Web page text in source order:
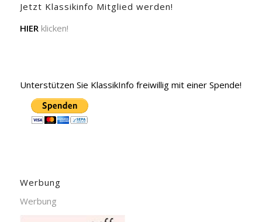
Jetzt Klassikinfo Mitglied werden!
HIER klicken!
Unterstützen Sie KlassikInfo freiwillig mit einer Spende!
Werbung
Werbung